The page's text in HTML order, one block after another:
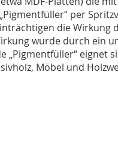
per
die Wirkung
wurde durch ein
„Pigmentfüller“ eignet
Möbel und